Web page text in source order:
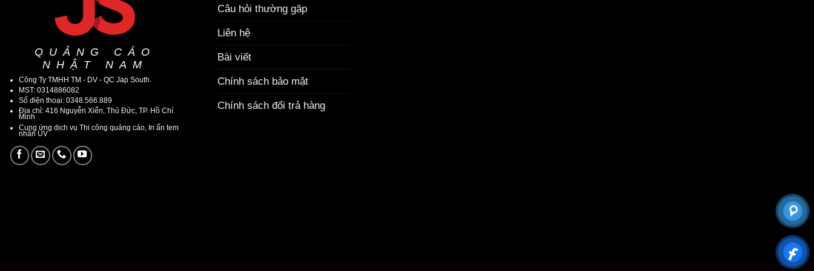
QUẢNG CÁO
NHẬT NAM
Công Ty TMHH TM - DV - QC Jap South.
MST: 0314886082
Số điện thoại: 0348.566.889
Địa chỉ: 416 Nguyễn Xiển, Thủ Đức, TP. Hồ Chí
Minh
Cung ứng dịch vụ Thi công quảng cáo, In ấn tem
nhãn UV
Câu hỏi thường gặp
Liên hệ
Bài viết
Chính sách bảo mật
Chính sách đổi trả hàng